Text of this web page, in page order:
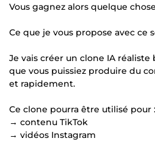
Vous gagnez alors quelque
Ce que je vous propose avec ce
Je vais créer un clone IA
que vous puissiez produire du
et rapidement.
Ce clone pourra être utilisé pour :
→ contenu TikTok
→ vidéos Instagram